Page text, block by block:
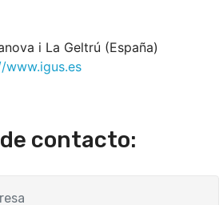
i La Geltrú (España)
www.igus.es
contacto: